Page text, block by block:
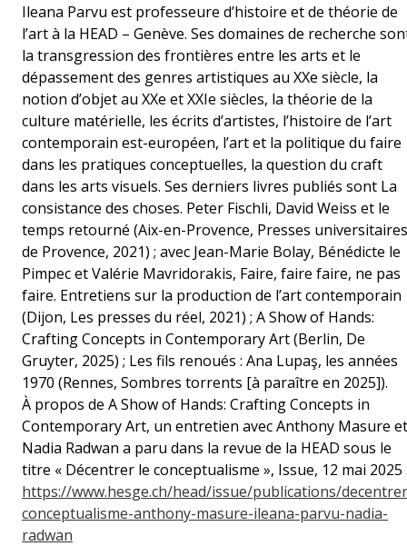
Ileana Parvu est professeure d’histoire et de théorie de
l’art à la HEAD – Genève. Ses domaines de recherche
la transgression des frontières entre les arts et le
dépassement des genres artistiques au XXe siècle, la
notion d’objet au XXe et XXIe siècles, la théorie de la
culture matérielle, les écrits d’artistes, l’histoire de l’art
contemporain est-européen, l’art et la politique du faire
dans les pratiques conceptuelles, la question du craft
dans les arts visuels. Ses derniers livres publiés sont La
consistance des choses. Peter Fischli, David Weiss et le
temps retourné (Aix-en-Provence, Presses universitaires
de Provence, 2021) ; avec Jean-Marie Bolay, Bénédicte le
Pimpec et Valérie Mavridorakis, Faire, faire faire, ne pas
faire. Entretiens sur la production de l’art contemporain
(Dijon, Les presses du réel, 2021) ; A Show of Hands:
Crafting Concepts in Contemporary Art (Berlin, De
Gruyter, 2025) ; Les fils renoués : Ana Lupaş, les années
1970 (Rennes, Sombres torrents [à paraître en 2025]).
À propos de A Show of Hands: Crafting Concepts in
Contemporary Art, un entretien avec Anthony Masure et
Nadia Radwan a paru dans la revue de la HEAD sous le
titre « Décentrer le conceptualisme », Issue, 12 mai 2025
https://www.hesge.ch/head/issue/publications/
conceptualisme-anthony-masure-ileana-parvu-nadia-
radwan